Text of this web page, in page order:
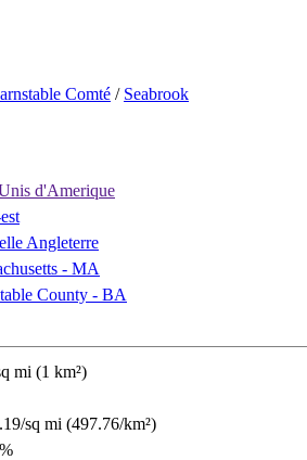
Comté / Seabrook
d'Amerique
Angleterre
- MA
County - BA
mi (1 km²)
sq mi (497.76/km²)